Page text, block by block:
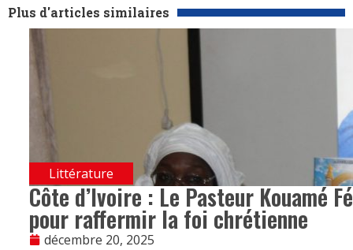
Plus d'articles similaires
Littérature
Côte d’Ivoire : Le Pasteur Kouamé
pour raffermir la foi chrétienne
décembre 20, 2025